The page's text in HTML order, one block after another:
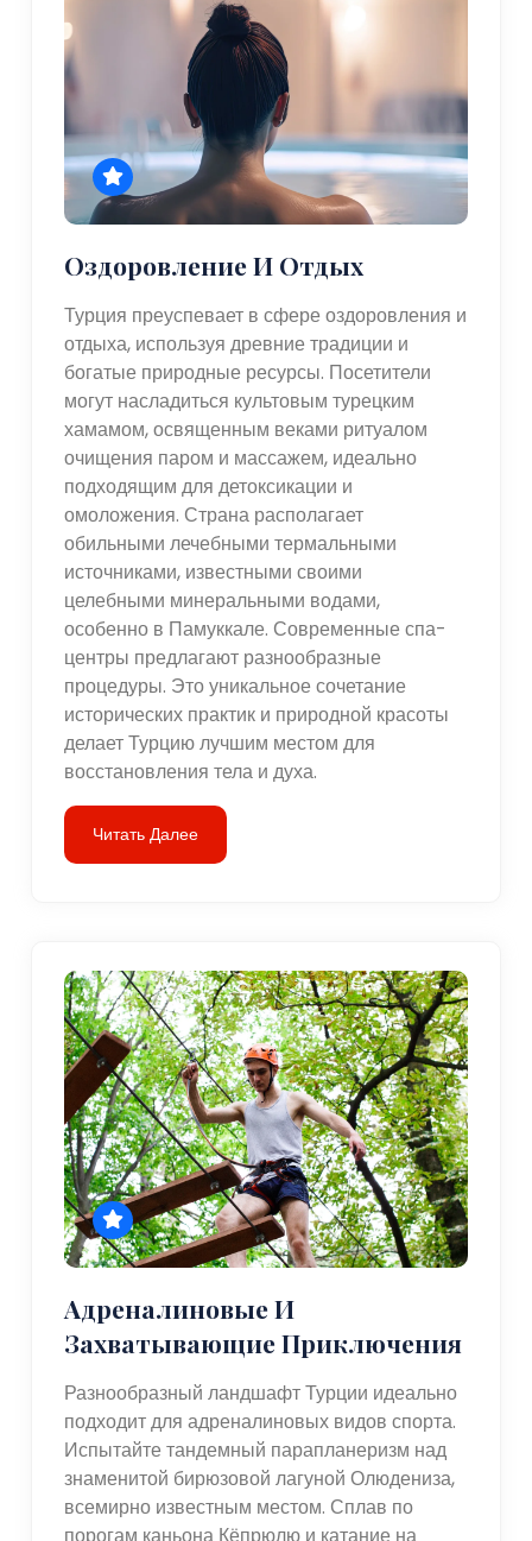
Оздоровление И Отдых
Турция преуспевает в сфере оздоровления и
отдыха, используя древние традиции и
богатые природные ресурсы. Посетители
могут насладиться культовым турецким
хамамом, освященным веками ритуалом
очищения паром и массажем, идеально
подходящим для детоксикации и
омоложения. Страна располагает
обильными лечебными термальными
источниками, известными своими
целебными минеральными водами,
особенно в Памуккале. Современные спа-
центры предлагают разнообразные
процедуры. Это уникальное сочетание
исторических практик и природной красоты
делает Турцию лучшим местом для
восстановления тела и духа.
Читать Далее
Адреналиновые И
Захватывающие Приключения
Разнообразный ландшафт Турции идеально
подходит для адреналиновых видов спорта.
Испытайте тандемный парапланеризм над
знаменитой бирюзовой лагуной Олюдениза,
всемирно известным местом. Сплав по